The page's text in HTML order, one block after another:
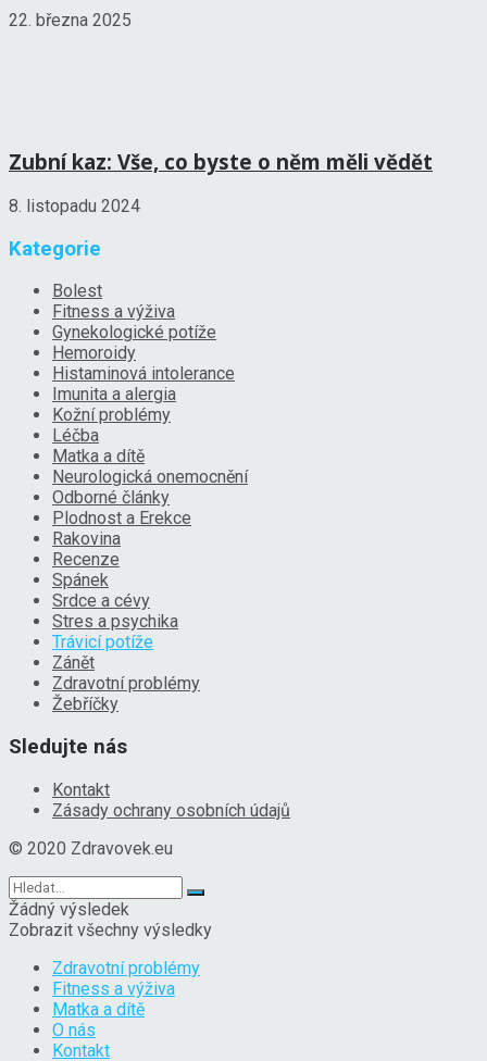
22. března 2025
Zubní kaz: Vše, co byste o něm měli vědět
8. listopadu 2024
Kategorie
Bolest
Fitness a výživa
Gynekologické potíže
Hemoroidy
Histaminová intolerance
Imunita a alergia
Kožní problémy
Léčba
Matka a dítě
Neurologická onemocnění
Odborné články
Plodnost a Erekce
Rakovina
Recenze
Spánek
Srdce a cévy
Stres a psychika
Trávicí potíže
Zánět
Zdravotní problémy
Žebříčky
Sledujte nás
Kontakt
Zásady ochrany osobních údajů
© 2020 Zdravovek.eu
Žádný výsledek
Zobrazit všechny výsledky
Zdravotní problémy
Fitness a výživa
Matka a dítě
O nás
Kontakt